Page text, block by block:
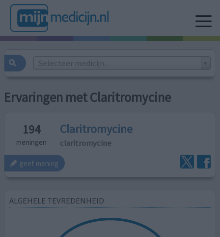
Selecteer medicijn...
Ervaringen met Claritromycine
194
meningen
Claritromycine
claritromycine
geef mening
ALGEHELE TEVREDENHEID